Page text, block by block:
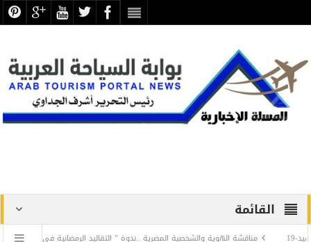
القائمة
مناقشة الهوية والشخصية المصرية ..ندوة ” التقاليد الرمضانية في مصر” بالمجلس الأعلى